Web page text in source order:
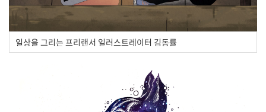
일상을 그리는 프리랜서 일러스트레이터 김동률